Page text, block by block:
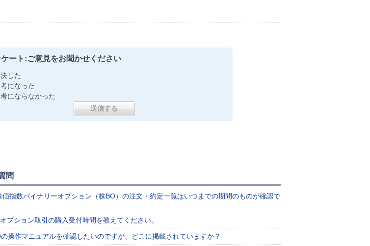
ート:ご意見をお聞かせください
した
になった
にならなかった
問
価指数バイナリーオプション（株BO）の注文・約定一覧はいつまでの期間のものが確認で
プション取引の購入受付時間を教えてください。
操作マニュアルを確認したいのですが、どこに掲載されていますか？